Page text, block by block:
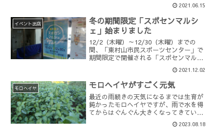
いたのに、今年はその倍を同じ場所に植
え付けました。そしてまた別の場所にさ
らに4列・・・・・・。...
2021.06.15
イベント出店
冬の期間限定「スポセンマルシ
ェ」始まりました
12/2（木曜）～12/30（木曜）までの
間、「東村山市民スポーツセンター」で
期間限定で開催される「スポセンマルシ
ェ」に菜園場も野菜を出荷します。 スポ
センマルシェについて開催日時：令和3年
12月2日（木曜）から12月30日（木曜）
までの午...
2021.12.02
モロヘイヤ モロヘイヤがすごく元気
最近の雨続きの天気になるまでは生育が
鈍かったモロヘイヤですが、雨で水を得
てからはぐんぐん大きくなってきていま
す。見るからに葉がぷりぷりでやわらか
そうで美味しそう。これだけ柔らかそう
2023.08.18